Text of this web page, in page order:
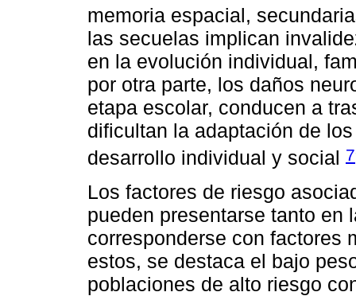
memoria espacial,
las secuelas implican
en la evolución individual,
por otra parte, los daños
etapa escolar, conducen a
dificultan la adaptación de
desarrollo individual y social 7
Los factores de riesgo
pueden presentarse tanto en
corresponderse con factores
estos, se destaca el bajo
poblaciones de alto riesgo